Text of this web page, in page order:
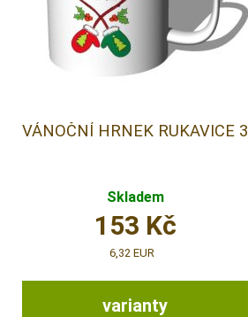
VÁNOČNÍ HRNEK RUKAVICE 3
Skladem
varianty
153 Kč
6,32 EUR